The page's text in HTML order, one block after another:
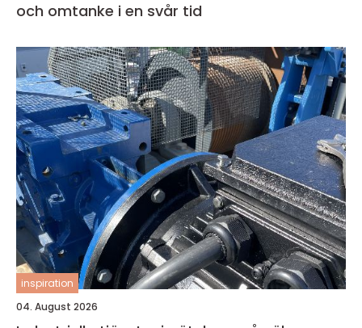
och omtanke i en svår tid
inspiration
04. August 2026